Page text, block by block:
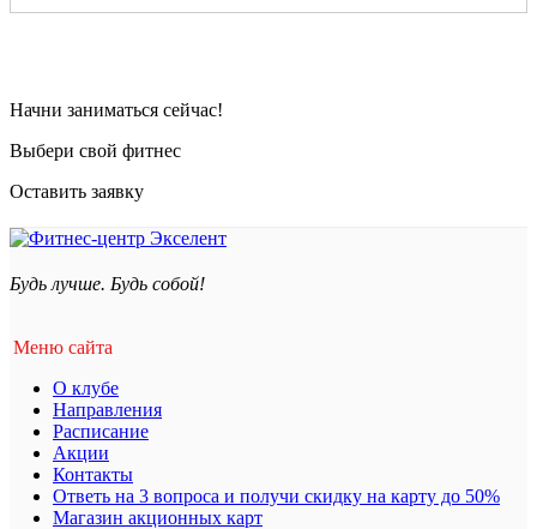
Начни заниматься сейчас!
Выбери свой фитнес
Оставить заявку
Будь лучше. Будь собой!
Меню сайта
О клубе
Направления
Расписание
Акции
Контакты
Ответь на 3 вопроса и получи скидку на карту до 50%
Магазин акционных карт